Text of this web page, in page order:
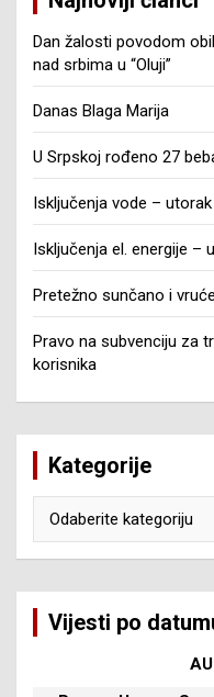
Dan žalosti povodom
nad srbima u “Oluji”
Danas Blaga Marija
U Srpskoj rođeno 27
Isključenja vode –
Isključenja el. energije –
Pretežno sunčano i vruće
Pravo na subvenciju za
korisnika
Kategorije
Vijesti po